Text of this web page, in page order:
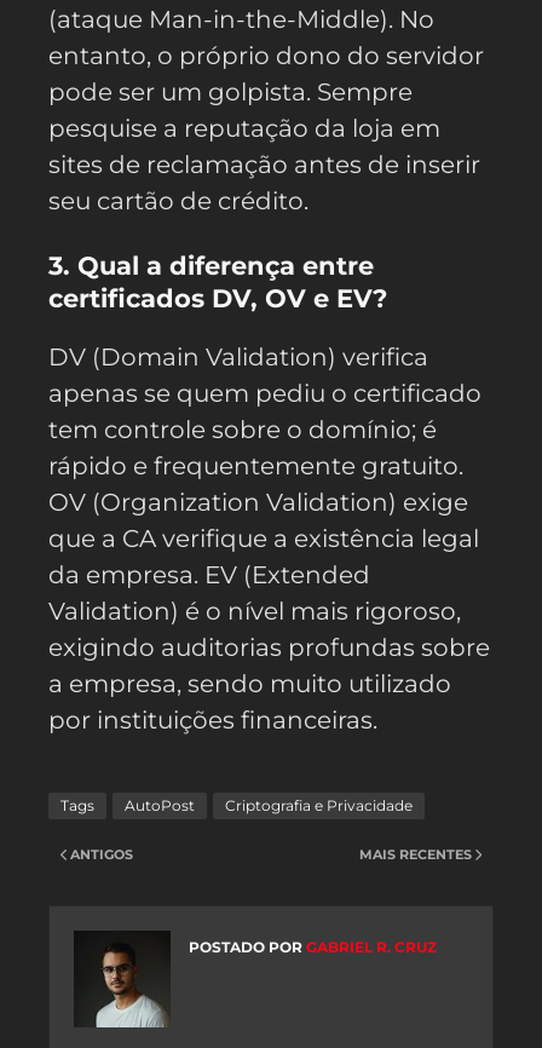
(ataque Man-in-the-Middle). No
entanto, o próprio dono do servidor
pode ser um golpista. Sempre
pesquise a reputação da loja em
sites de reclamação antes de inserir
seu cartão de crédito.
3. Qual a diferença entre
certificados DV, OV e EV?
DV (Domain Validation) verifica
apenas se quem pediu o certificado
tem controle sobre o domínio; é
rápido e frequentemente gratuito.
OV (Organization Validation) exige
que a CA verifique a existência legal
da empresa. EV (Extended
Validation) é o nível mais rigoroso,
exigindo auditorias profundas sobre
a empresa, sendo muito utilizado
por instituições financeiras.
Tags AutoPost Criptografia e Privacidade
MAIS RECENTES
ANTIGOS
POSTADO POR GABRIEL R. CRUZ